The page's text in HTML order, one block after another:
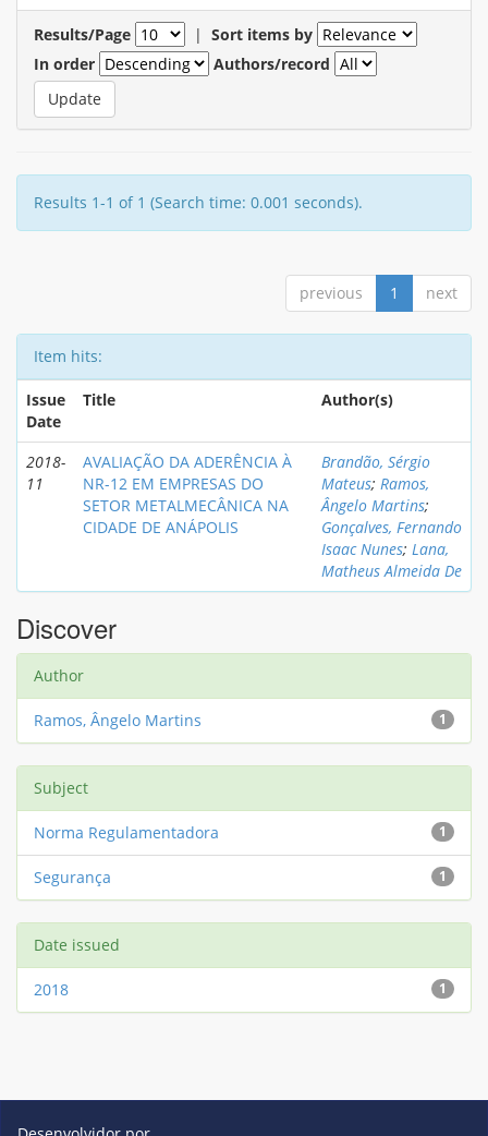
Results/Page | Sort items by
In order
Authors/record
Results 1-1 of 1 (Search time: 0.001 seconds).
previous 1 next
Item hits:
Issue
Date
Title Author(s)
2018-
11
AVALIAÇÃO DA ADERÊNCIA À
NR-12 EM EMPRESAS DO
SETOR METALMECÂNICA NA
CIDADE DE ANÁPOLIS
Brandão, Sérgio
Mateus; Ramos,
Ângelo Martins;
Gonçalves, Fernando
Isaac Nunes; Lana,
Matheus Almeida De
Discover
Author
1
Ramos, Ângelo Martins
Subject
1
Norma Regulamentadora
1
Segurança
Date issued
1
2018